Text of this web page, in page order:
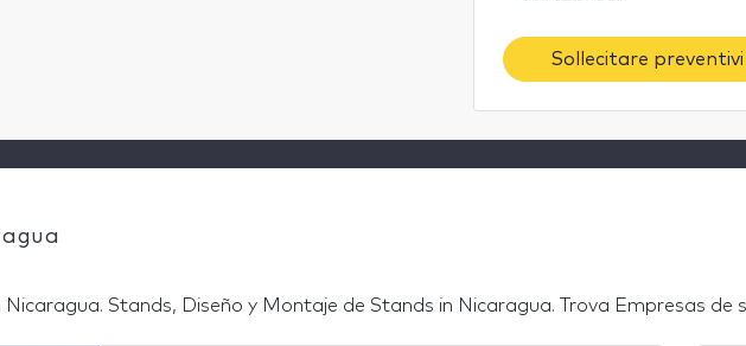
Sollecitare preventivi
Nicaragua. Stands, Diseño y Montaje de Stands in Nicaragua. Trova Empresas de